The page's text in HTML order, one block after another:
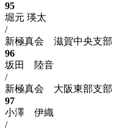
95
堀元 瑛太
/
新極真会 滋賀中央支部
96
坂田 陸音
/
新極真会 大阪東部支部
97
小澤 伊織
/